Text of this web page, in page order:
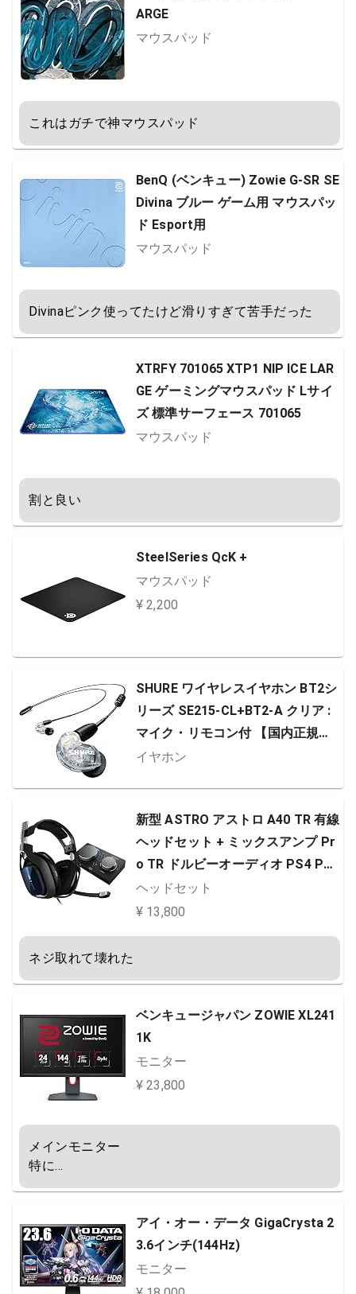
ARGE
マウスパッド
これはガチで神マウスパッド
BenQ (ベンキュー) Zowie G-SR SE
Divina ブルー ゲーム用 マウスパッ
ド Esport用
マウスパッド
Divinaピンク使ってたけど滑りすぎて苦手だった
XTRFY 701065 XTP1 NIP ICE LAR
GE ゲーミングマウスパッド Lサイ
ズ 標準サーフェース 701065
マウスパッド
割と良い
SteelSeries QcK +
マウスパッド
¥ 2,200
SHURE ワイヤレスイヤホン BT2シ
リーズ SE215-CL+BT2-A クリア :
マイク・リモコン付 【国内正規品/
メーカー保証2年】
イヤホン
新型 ASTRO アストロ A40 TR 有線
ヘッドセット + ミックスアンプ Pr
o TR ドルビーオーディオ PS4 PC
Mac [並行輸入品]
ヘッドセット
¥ 13,800
ネジ取れて壊れた
ベンキュージャパン ZOWIE XL241
1K
モニター
¥ 23,800
メインモニター
特に…
アイ・オー・データ GigaCrysta 2
3.6インチ(144Hz)
モニター